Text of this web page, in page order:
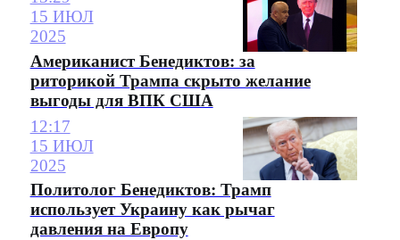
15 ИЮЛ
2025
Американист Бенедиктов: за
риторикой Трампа скрыто желание
выгоды для ВПК США
12:17
15 ИЮЛ
2025
Политолог Бенедиктов: Трамп
использует Украину как рычаг
давления на Европу